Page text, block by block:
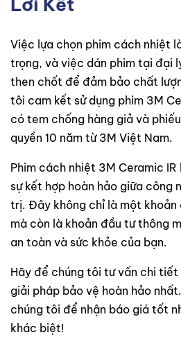
Lời Kết
Việc lựa chọn phim cách nhiệt
trọng, và việc dán phim tại đại
then chốt để đảm bảo chất
tôi cam kết sử dụng phim 3M
có tem chống hàng giả và
quyền 10 năm từ 3M Việt Nam.
Phim cách nhiệt 3M Ceramic
sự kết hợp hoàn hảo giữa công
trị. Đây không chỉ là một
mà còn là khoản đầu tư thông
an toàn và sức khỏe của bạn.
Hãy để chúng tôi tư vấn chi tiết
giải pháp bảo vệ hoàn hảo
chúng tôi để nhận báo giá tốt
khác biệt!